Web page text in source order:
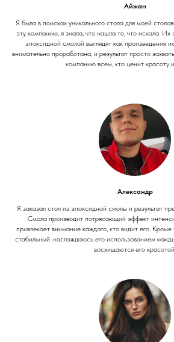
Айжан
Я была в поисках уникального стола для моей
эту компанию, я знала, что нашла то, что искала.
эпоксидной смолой выглядят как произведения
внимательно проработана, и результат просто
компанию всем, кто ценит красоту
Александр
Я заказал стол из эпоксидной смолы и результат
Смола производит потрясающий эффект
привлекает внимание каждого, кто видит его.
стабильный. наслаждаюсь его использованием
восхищаются его